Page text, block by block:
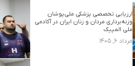
ارزیابی تخصصی پزشکی ملی‌پوشان
وزنه‌برداری مردان و زنان ایران در آکادمی
ملی المپیک
مرداد ۶, ۱۴۰۵